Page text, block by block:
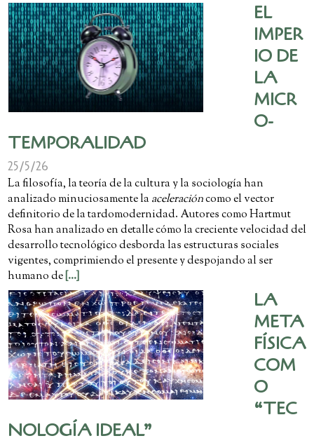
EL
IMPER
IO DE
LA
MICR
O-
TEMPORALIDAD
25/5/26
La filosofía, la teoría de la cultura y la sociología han
analizado minuciosamente la aceleracióncomo el vector
definitorio de la tardomodernidad. Autores como Hartmut
Rosa han analizado en detalle cómo la creciente velocidad del
desarrollo tecnológico desborda las estructuras sociales
vigentes, comprimiendo el presente y despojando al ser
humano de [...]
LA
META
FÍSICA
COM
O
“TEC
NOLOGÍA IDEAL”